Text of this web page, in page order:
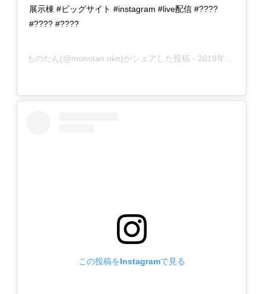
展示棟 #ビッグサイト #instagram #live配信 #????
#???? #????
ものたん(@monotan.nkn)がシェアした投稿 - 2019年12月月16日午後7時52分PST
この投稿をInstagramで見る